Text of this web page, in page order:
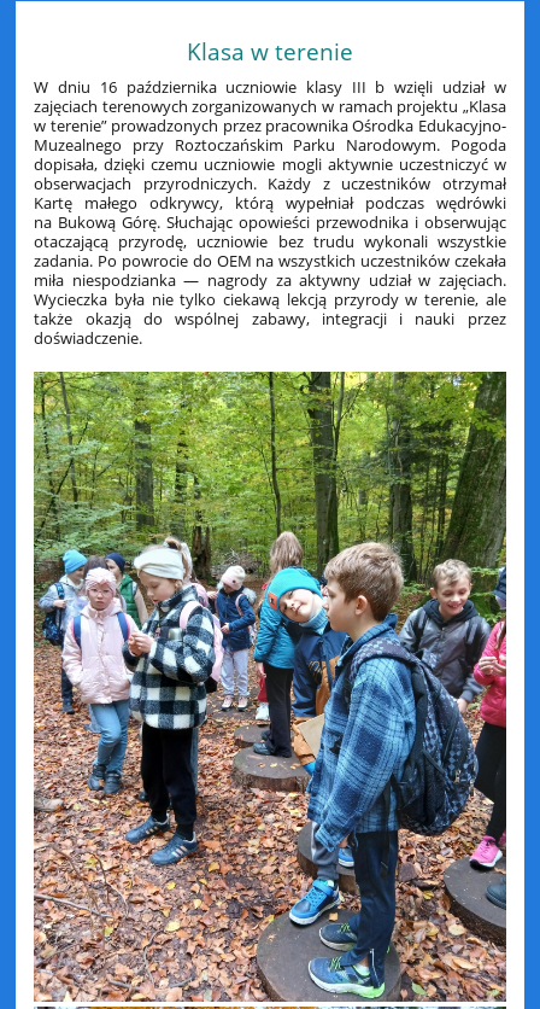
Klasa w terenie
W dniu 16 października uczniowie klasy III b wzięli udział w
zajęciach terenowych zorganizowanych w ramach projektu „Klasa
w terenie” prowadzonych przez pracownika Ośrodka Edukacyjno-
Muzealnego przy Roztoczańskim Parku Narodowym. Pogoda
dopisała, dzięki czemu uczniowie mogli aktywnie uczestniczyć w
obserwacjach przyrodniczych. Każdy z uczestników otrzymał
Kartę małego odkrywcy, którą wypełniał podczas wędrówki
na Bukową Górę. Słuchając opowieści przewodnika i obserwując
otaczającą przyrodę, uczniowie bez trudu wykonali wszystkie
zadania. Po powrocie do OEM na wszystkich uczestników czekała
miła niespodzianka — nagrody za aktywny udział w zajęciach.
Wycieczka była nie tylko ciekawą lekcją przyrody w terenie, ale
także okazją do wspólnej zabawy, integracji i nauki przez
doświadczenie.